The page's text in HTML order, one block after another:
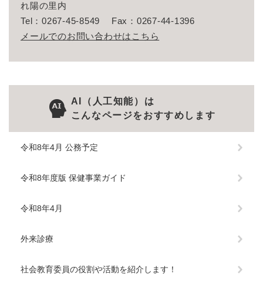
れ陽の里内
Tel：0267-45-8549
Fax：0267-44-1396
メールでのお問い合わせはこちら
AI（人工知能）は
こんなページをおすすめします
令和8年4月 公務予定
令和8年度版 保健事業ガイド
令和8年4月
外来診療
社会教育委員の役割や活動を紹介します！